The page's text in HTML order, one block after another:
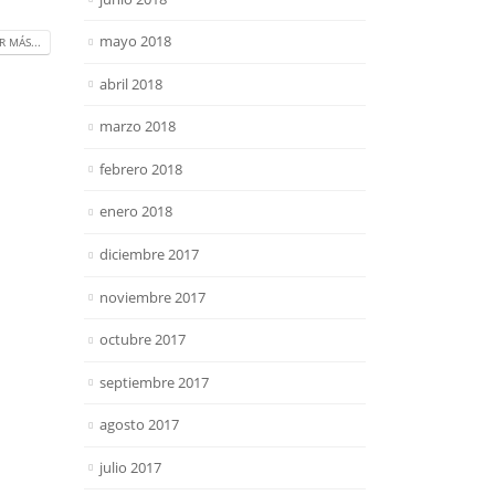
MÁS... mayo 2018
abril 2018
marzo 2018
febrero 2018
enero 2018
diciembre 2017
noviembre 2017
octubre 2017
septiembre 2017
agosto 2017
julio 2017